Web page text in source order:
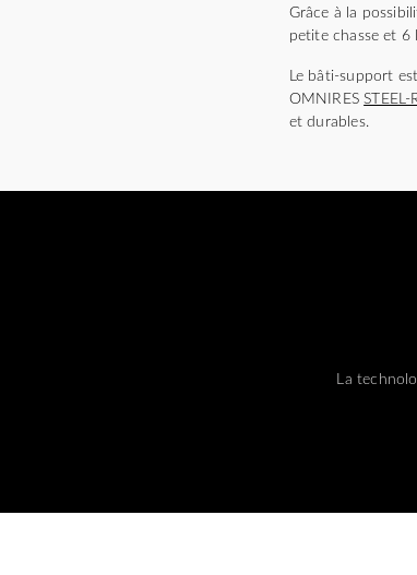
Grâce à la
petite chasse et
Le bâti-support
OMNIRESSTEEL-
et durables.
La